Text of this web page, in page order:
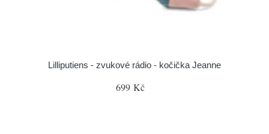
Lilliputiens - zvukové rádio - kočička Jeanne
699 Kč